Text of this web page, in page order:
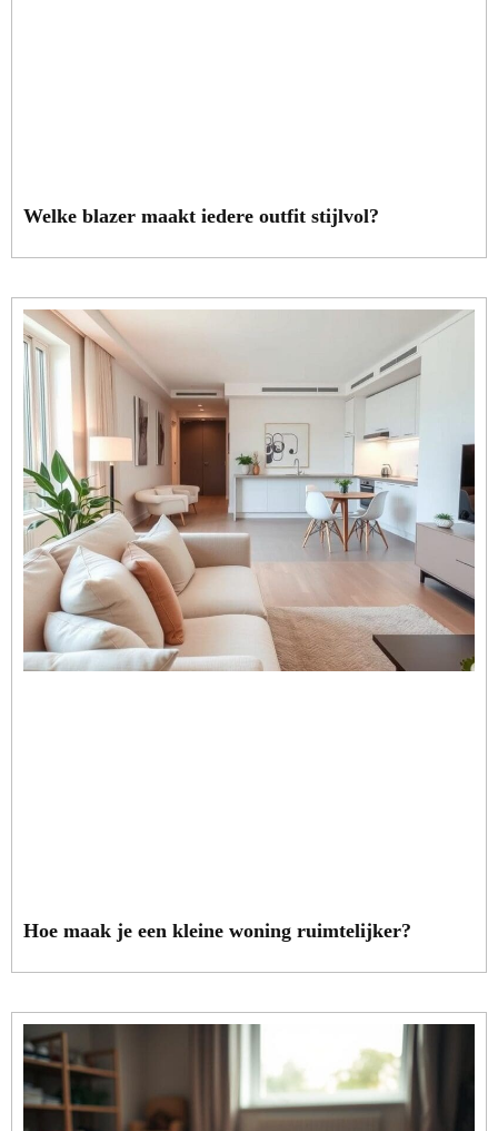
Welke blazer maakt iedere outfit stijlvol?
Hoe maak je een kleine woning ruimtelijker?